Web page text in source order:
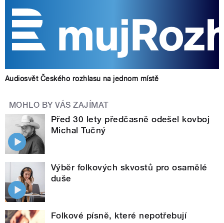
Audiosvět Českého rozhlasu na jednom místě
MOHLO BY VÁS ZAJÍMAT
Před 30 lety předčasně odešel kovboj
Michal Tučný
Výběr folkových skvostů pro osamělé
duše
Folkové písně, které nepotřebují